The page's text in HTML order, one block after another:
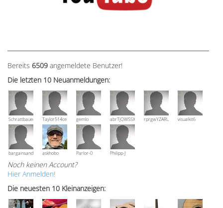
Bereits 6509 angemeldete Benutzer!
Die letzten 10 Neuanmeldungen:
Schrattbauer Taylor514ce gemlo abrTjQWSSXuVznPolErprgwYZARUTZQyCWESpD
visualkit6
bargainsandmoreaskhobo Parlor-0 Philipp-J
Noch keinen Account?
Hier Anmelden!
Die neuesten 10 Kleinanzeigen: